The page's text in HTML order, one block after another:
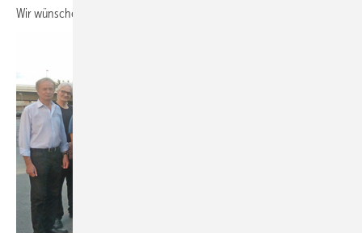
Wir wünschen Ihnen viel Erfolg bei Ihrer Arbeit, viel Spaß beim Lesen.